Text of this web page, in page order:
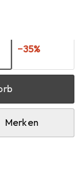
−35%
Merken